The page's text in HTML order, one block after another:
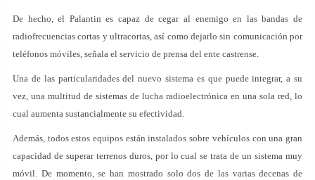
De hecho, el Palantin es capaz de cegar al enemigo en las bandas de
radiofrecuencias cortas y ultracortas, así como dejarlo sin comunicación por
teléfonos móviles, señala el servicio de prensa del ente castrense.
Una de las particularidades del nuevo sistema es que puede integrar, a su
vez, una multitud de sistemas de lucha radioelectrónica en una sola red, lo
cual aumenta sustancialmente su efectividad.
Además, todos estos equipos están instalados sobre vehículos con una gran
capacidad de superar terrenos duros, por lo cual se trata de un sistema muy
móvil. De momento, se han mostrado solo dos de las varias decenas de